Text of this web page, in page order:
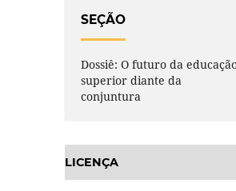
SEÇÃO
Dossiê: O futuro da
superior diante da
conjuntura
LICENÇA